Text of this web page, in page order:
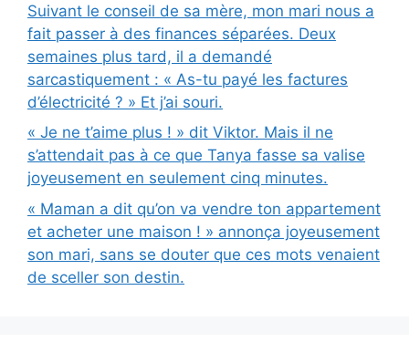
Suivant le conseil de sa mère, mon mari nous a
fait passer à des finances séparées. Deux
semaines plus tard, il a demandé
sarcastiquement : « As-tu payé les factures
d’électricité ? » Et j’ai souri.
« Je ne t’aime plus ! » dit Viktor. Mais il ne
s’attendait pas à ce que Tanya fasse sa valise
joyeusement en seulement cinq minutes.
« Maman a dit qu’on va vendre ton appartement
et acheter une maison ! » annonça joyeusement
son mari, sans se douter que ces mots venaient
de sceller son destin.